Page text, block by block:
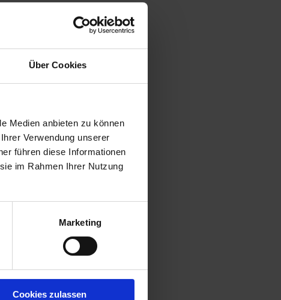
Über Cookies
Medien anbieten zu können
Verwendung unserer
führen diese Informationen
im Rahmen Ihrer Nutzung
Marketing
Cookies zulassen